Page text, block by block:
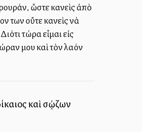
ὥστε κανεὶς ἀπὸ
των οὔτε κανεὶς νὰ
τώρα εἶμαι εἰς
μου καὶ τὸν λαόν
καὶ σῴζων